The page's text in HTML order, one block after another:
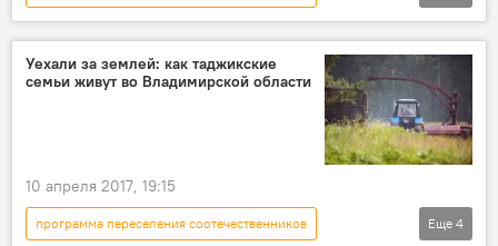
Россия
Все новости Таджикистан
Уехали за землей: как таджикские
семьи живут во Владимирской области
10 апреля 2017, 19:15
программа переселения соотечественников
Еще 4